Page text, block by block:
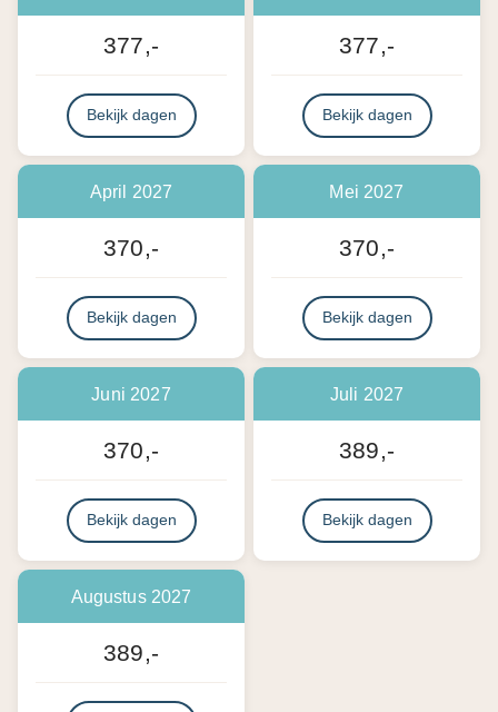
377,-
Bekijk dagen
377,-
Bekijk dagen
April 2027
370,-
Bekijk dagen
Mei 2027
370,-
Bekijk dagen
Juni 2027
370,-
Bekijk dagen
Juli 2027
389,-
Bekijk dagen
Augustus 2027
389,-